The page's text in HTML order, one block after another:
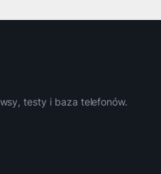
testy i baza telefonów.